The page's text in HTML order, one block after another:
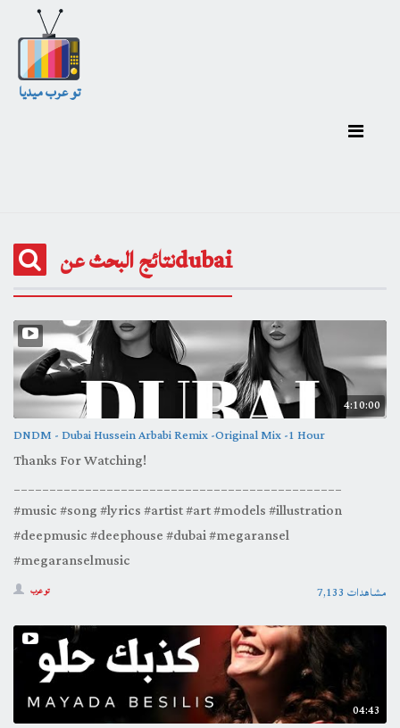
تو عرب ميديا
نتائج البحث عنdubai
4:10:00
DNDM - Dubai Hussein Arbabi Remix -Original Mix -1 Hour
Thanks For Watching!
______________________________________________
#music #song #lyrics #artist #art #models #illustration
#deepmusic #deephouse #dubai #megaransel
#megaranselmusic
تو عرب 7,133 مشاهدات
04:43